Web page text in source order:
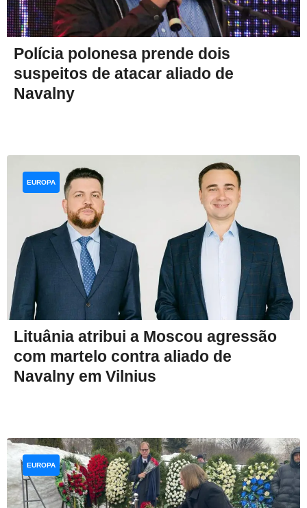
Polícia polonesa prende dois
suspeitos de atacar aliado de
Navalny
Lituânia atribui a Moscou agressão
com martelo contra aliado de
Navalny em Vilnius
EUROPA
EUROPA